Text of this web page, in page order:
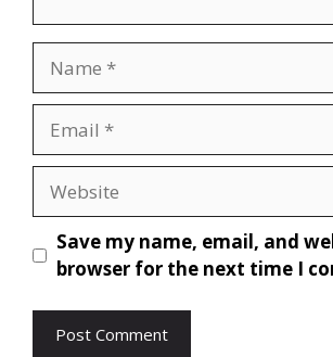
Save my name, email, and
browser for the next time I